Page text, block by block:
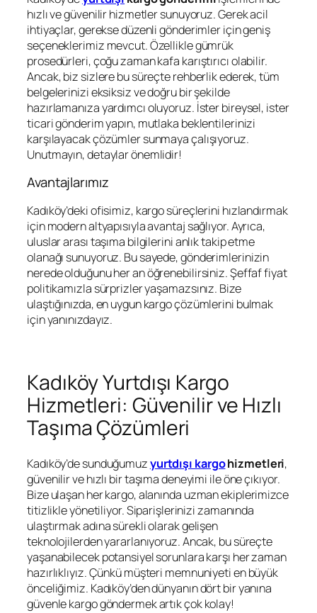
hızlı ve güvenilir hizmetler sunuyoruz. Gerek acil
ihtiyaçlar, gerekse düzenli gönderimler için geniş
seçeneklerimiz mevcut. Özellikle gümrük
prosedürleri, çoğu zaman kafa karıştırıcı olabilir.
Ancak, biz sizlere bu süreçte rehberlik ederek, tüm
belgelerinizi eksiksiz ve doğru bir şekilde
hazırlamanıza yardımcı oluyoruz. İster bireysel, ister
ticari gönderim yapın, mutlaka beklentilerinizi
karşılayacak çözümler sunmaya çalışıyoruz.
Unutmayın, detaylar önemlidir!
Avantajlarımız
Kadıköy’deki ofisimiz, kargo süreçlerini hızlandırmak
için modern altyapısıyla avantaj sağlıyor. Ayrıca,
uluslar arası taşıma bilgilerini anlık takip etme
olanağı sunuyoruz. Bu sayede, gönderimlerinizin
nerede olduğunu her an öğrenebilirsiniz. Şeffaf fiyat
politikamızla sürprizler yaşamazsınız. Bize
ulaştığınızda, en uygun kargo çözümlerini bulmak
için yanınızdayız.
Kadıköy Yurtdışı Kargo
Hizmetleri: Güvenilir ve Hızlı
Taşıma Çözümleri
Kadıköy’de sunduğumuzyurtdışı kargohizmetleri,
güvenilir ve hızlı bir taşıma deneyimi ile öne çıkıyor.
Bize ulaşan her kargo, alanında uzman ekiplerimizce
titizlikle yönetiliyor. Siparişlerinizi zamanında
ulaştırmak adına sürekli olarak gelişen
teknolojilerden yararlanıyoruz. Ancak, bu süreçte
yaşanabilecek potansiyel sorunlara karşı her zaman
hazırlıklıyız. Çünkü müşteri memnuniyeti en büyük
önceliğimiz. Kadıköy’den dünyanın dört bir yanına
güvenle kargo göndermek artık çok kolay!